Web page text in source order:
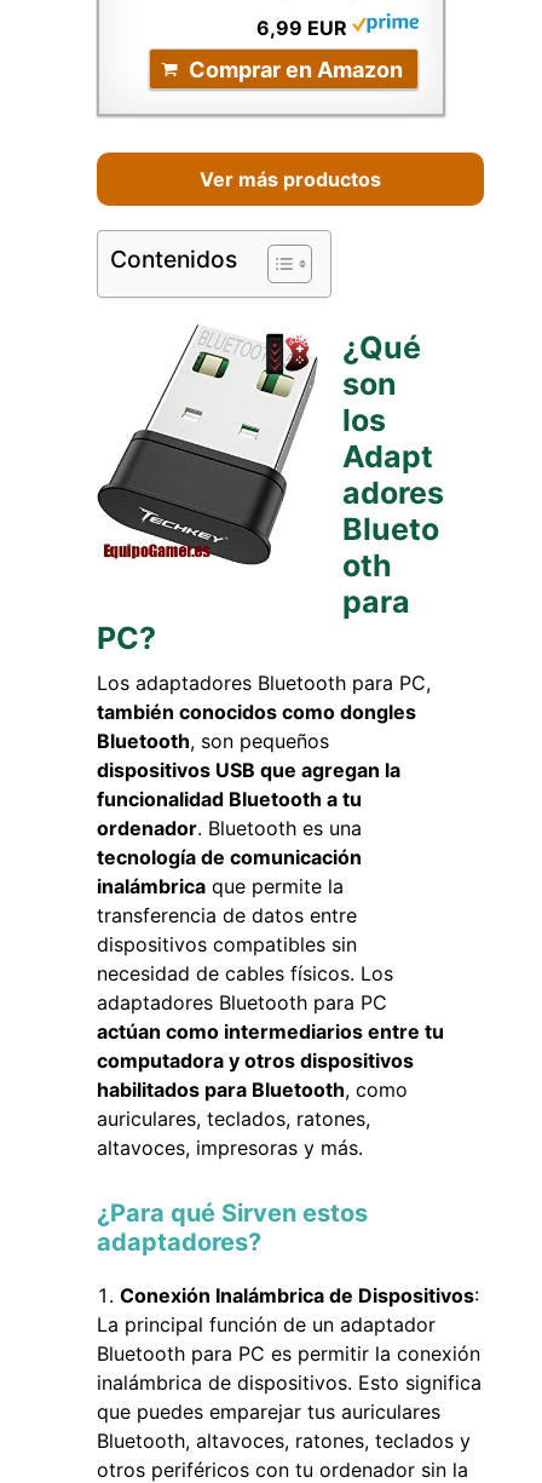
6,99 EUR
Comprar en Amazon
Ver más productos
Contenidos
¿Qué
son
los
Adapt
adores
Blueto
oth
para
PC?
Los adaptadores Bluetooth para PC,
también conocidos como dongles
Bluetooth, son pequeños
dispositivos USB que agregan la
funcionalidad Bluetooth a tu
ordenador. Bluetooth es una
tecnología de comunicación
inalámbrica que permite la
transferencia de datos entre
dispositivos compatibles sin
necesidad de cables físicos. Los
adaptadores Bluetooth para PC
actúan como intermediarios entre tu
computadora y otros dispositivos
habilitados para Bluetooth, como
auriculares, teclados, ratones,
altavoces, impresoras y más.
¿Para qué Sirven estos
adaptadores?
Conexión Inalámbrica de Dispositivos:
La principal función de un adaptador
Bluetooth para PC es permitir la conexión
inalámbrica de dispositivos. Esto significa
que puedes emparejar tus auriculares
Bluetooth, altavoces, ratones, teclados y
otros periféricos con tu ordenador sin la